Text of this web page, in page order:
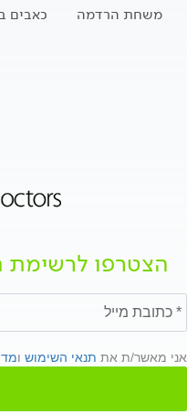
משחת הרדמה כאבים
הצטרפו לרשימת
אני מאשר/ת את תנאי השימוש ו